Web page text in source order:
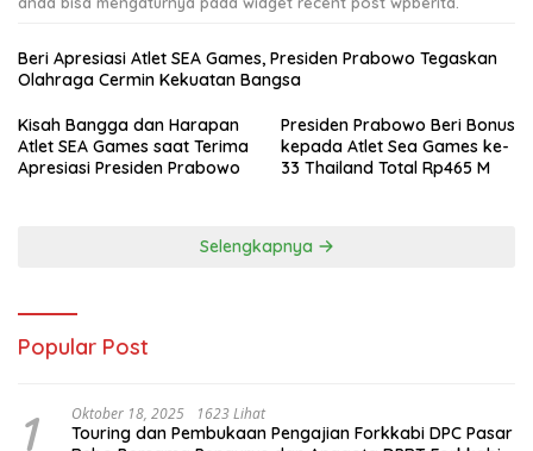
Beri Apresiasi Atlet SEA Games, Presiden Prabowo Tegaskan
Olahraga Cermin Kekuatan Bangsa
Kisah Bangga dan Harapan
Atlet SEA Games saat Terima
Apresiasi Presiden Prabowo
Presiden Prabowo Beri Bonus
kepada Atlet Sea Games ke-
33 Thailand Total Rp465 M
Selengkapnya
Popular Post
1 Oktober 18, 2025 1623 Lihat
Touring dan Pembukaan Pengajian Forkkabi DPC Pasar